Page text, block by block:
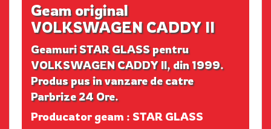
Geam original
VOLKSWAGEN CADDY II
Geamuri STAR GLASS pentru
VOLKSWAGEN CADDY II, din 1999.
Produs pus in vanzare de catre
Parbrize 24 Ore.
Producator geam : STAR GLASS